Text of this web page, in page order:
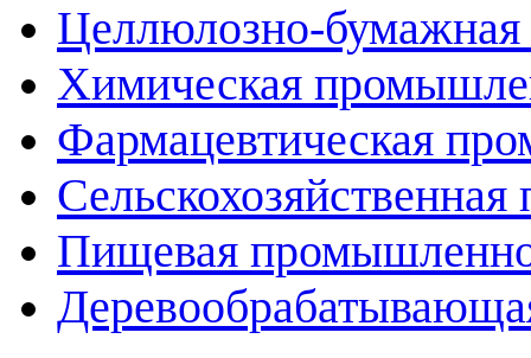
Целлюлозно-
Химическая
Фармацевтическая
Пищевая